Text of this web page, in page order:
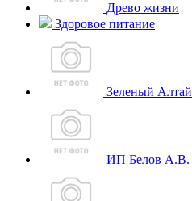
Древо жизни
Здоровое питание
Зеленый Алтай
ИП Белов А.В.